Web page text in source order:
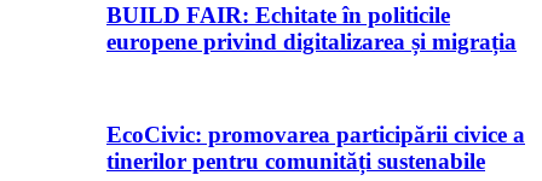
BUILD FAIR: Echitate în politicile
europene privind digitalizarea și migrația
EcoCivic: promovarea participării civice a
tinerilor pentru comunități sustenabile